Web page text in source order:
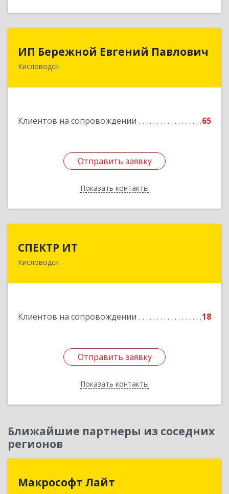
ИП Бережной Евгений Павлович
Кисловодск
Клиентов на сопровождении 65
Отправить заявку
Показать контакты
ИП Бережной Евгений Павлович
357748, Ставропольский край, Кисловодск г,
Отправить заявку
Назад
СПЕКТР ИТ
Кисловодск
Клиентов на сопровождении 18
Отправить заявку
Показать контакты
357736, Ставропольский край, Кисловодск г,
Отправить заявку
Назад
Ближайшие партнеры из соседних
регионов
Макрософт Лайт